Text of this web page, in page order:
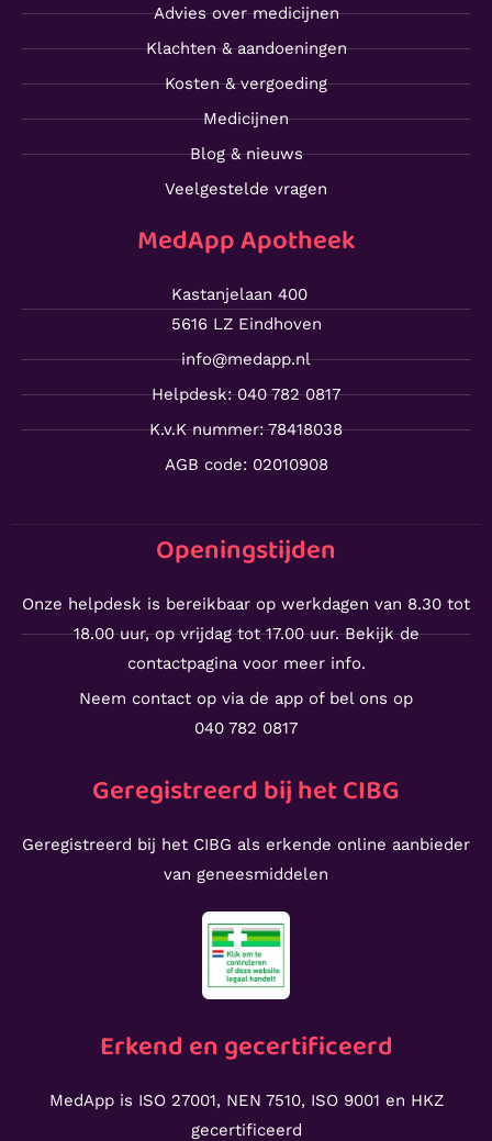
Advies over medicijnen
Klachten & aandoeningen
Kosten & vergoeding
Medicijnen
Blog & nieuws
Veelgestelde vragen
MedApp Apotheek
Kastanjelaan 400
5616 LZ Eindhoven
info@medapp.nl
Helpdesk: 040 782 0817
K.v.K nummer: 78418038
AGB code: 02010908
Openingstijden
Onze helpdesk is bereikbaar op werkdagen van 8.30 tot
18.00 uur, op vrijdag tot 17.00 uur. Bekijk de
contactpagina voor meer info.
Neem contact op via de app of bel ons op
040 782 0817
Geregistreerd bij het CIBG
Geregistreerd bij het CIBG als erkende online aanbieder
van geneesmiddelen
Erkend en gecertificeerd
MedApp is ISO 27001, NEN 7510, ISO 9001 en HKZ
gecertificeerd